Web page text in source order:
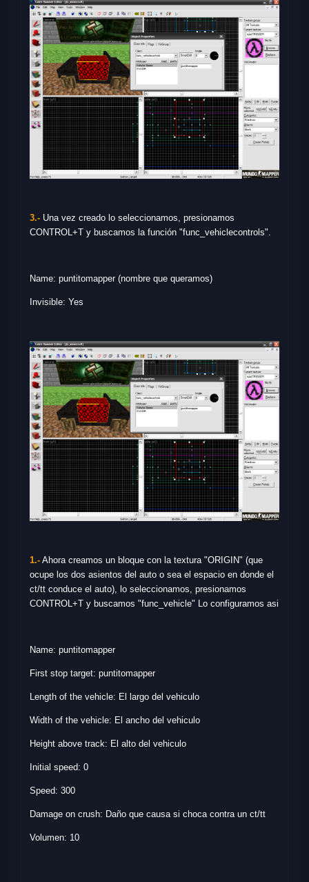
3.- Una vez creado lo seleccionamos, presionamos
CONTROL+T y buscamos la función "func_vehiclecontrols".
Name: puntitomapper (nombre que queramos)
Invisible: Yes
1.- Ahora creamos un bloque con la textura "ORIGIN" (que
ocupe los dos asientos del auto o sea el espacio en donde el
ct/tt conduce el auto), lo seleccionamos, presionamos
CONTROL+T y buscamos "func_vehicle" Lo configuramos asi
Name: puntitomapper
First stop target: puntitomapper
Length of the vehicle: El largo del vehiculo
Width of the vehicle: El ancho del vehiculo
Height above track: El alto del vehiculo
Initial speed: 0
Speed: 300
Damage on crush: Daño que causa si choca contra un ct/tt
Volumen: 10